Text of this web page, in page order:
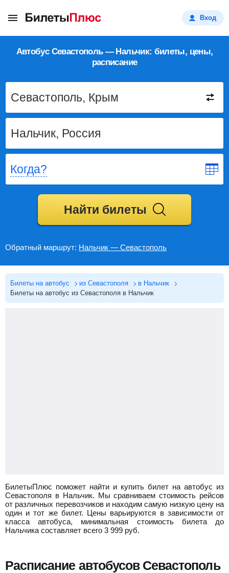
Вход
Автобус Севастополь — Нальчик: билеты, цены,
расписание
Когда?
Найти билеты
Обратный маршрут: Нальчик — Севастополь
Билеты на автобус из Севастополя
в Нальчик
Билеты на автобус из Севастополя в Нальчик
БилетыПлюс поможет найти и купить билет на автобус из
Севастополя в Нальчик. Мы сравниваем стоимость рейсов
от различных перевозчиков и находим самую низкую цену на
один и тот же билет. Цены варьируются в зависимости от
класса автобуса, минимальная стоимость билета до
Нальчика составляет всего 3 999 руб.
Расписание автобусов Севастополь